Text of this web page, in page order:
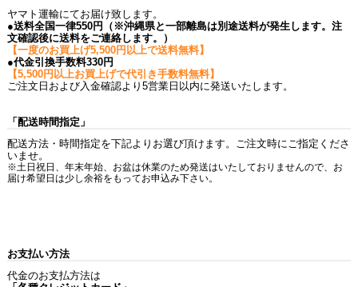
ヤマト運輸にてお届け致します。
●送料全国一律550円（※沖縄県と一部離島は別途送料が発生します。注
文確認後に送料をご連絡します。）
【一度のお買上げ5,500円以上で送料無料】
●代金引換手数料330円
【5,500円以上お買上げで代引き手数料無料】
ご注文日および入金確認より5営業日以内に発送いたします。
「配送時間指定」
配送方法・時間指定を下記よりお選び頂けます。ご注文時にご指定くださ
いませ。
※土日祝日、年末年始、お盆は休業のため発送はいたしておりませんので、お
届け希望日は少し余裕をもってお申込み下さい。
お支払い方法
代金のお支払方法は